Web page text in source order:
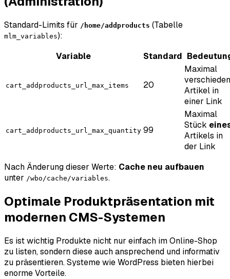
Standard-Limits für /home/addproducts (Tabelle
mlm_variables):
Variable
Standard
cart_addproducts_url_max_items 20
Maximal
Artikel in
einer Link
cart_addproducts_url_max_quantity 99
Maximal
Stück
Artikels in
der Link
Nach Änderung dieser Werte: Cache neu aufbauen
unter /wbo/cache/variables.
Optimale Produktpräsentation mit
modernen CMS-Systemen
Es ist wichtig Produkte nicht nur einfach im Online-Shop
zu listen, sondern diese auch ansprechend und informativ
zu präsentieren. Systeme wie WordPress bieten hierbei
enorme Vorteile.